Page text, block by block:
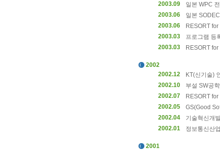
2003.09
일본 WPC
2003.06
일본
2003.06
RESORT
2003.03
프로그램 등
2003.03
RESORT
2002
2002.12
KT(신기술)
2002.10
부설 SW공
2002.07
RESORT
2002.05
GS(Good
2002.04
기술혁신개
2002.01
정보통신산
2001